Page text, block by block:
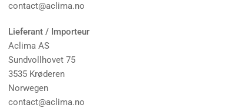
contact@aclima.no
Lieferant / Importeur
Aclima AS
Sundvollhovet 75
3535 Krøderen
Norwegen
contact@aclima.no